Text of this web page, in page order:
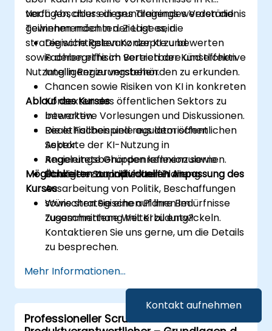
Kontakt aufnehmen
verfügen, aber ein grundlegendes Verständnis
gewinnen möchten. Ziel ist es, die
strategische Relevanz der KI zu bewerten
sowie deren ethisch vertretbare und effektive
Nutzung in Regierungsbehörden zu erkunden.
Nach Abschluss dieses Trainings werden die
Teilnehmenden in der Lage sein:
Die wichtigsten Konzepte und
Fachbegriffe im Bereich der Künstlichen
Intelligenz zu verstehen.
Chancen sowie Risiken von KI in konkreten
Kontexten des öffentlichen Sektors zu
bewerten.
Die ethischen und regulatorischen
Aspekte der KI-Nutzung in
Regierungsbehörden kennenzulernen.
Fundierte Standpunkte für die
Ausarbeitung von Politik, Beschaffungen
sowie strategischen Plänen im
Zusammenhang mit KI zu entwickeln.
Ablauf des Kurses
Interaktive Vorlesungen und Diskussionen.
Reale Fallbeispiele aus dem öffentlichen
Sektor.
Angeleitete Gruppenreflexion sowie
Übungen zur politischen Planung.
Möglichkeiten zur individuellen Anpassung des
Kurses
Wünschen Sie eine auf Ihre Bedürfnisse
zugeschnittene Weiterbildung?
Kontaktieren Sie uns gerne, um die Details
zu besprechen.
Mehr Informationen...
Professioneller Scrum